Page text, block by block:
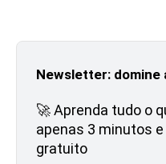
Newsletter:
🚀 Aprenda tudo o
apenas 3 minutos
gratuito